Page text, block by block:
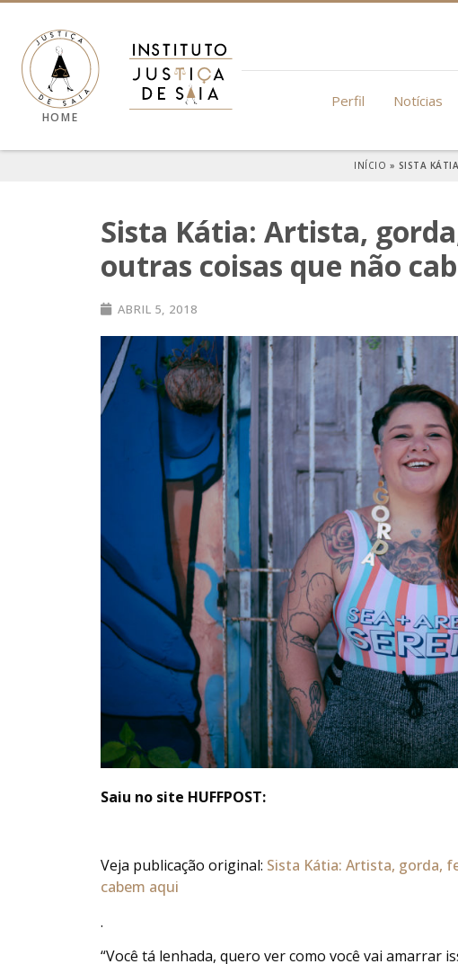
HOME
Perfil Notícias
INÍCIO » SISTA
Sista Kátia: Artista,
outras coisas que não
ABRIL 5, 2018
Saiu no site HUFFPOST:
Veja publicação original: Sista Kátia: Artista, gorda,
cabem aqui
.
“Você tá lenhada, quero ver como você vai amarrar